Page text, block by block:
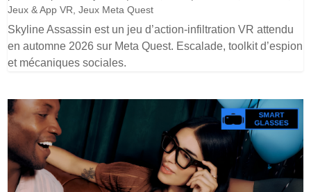
Jeux & App VR ,Jeux Meta Quest
Skyline Assassin est un jeu d’action-infiltration VR attendu
en automne 2026 sur Meta Quest. Escalade, toolkit d’espion
et mécaniques sociales.